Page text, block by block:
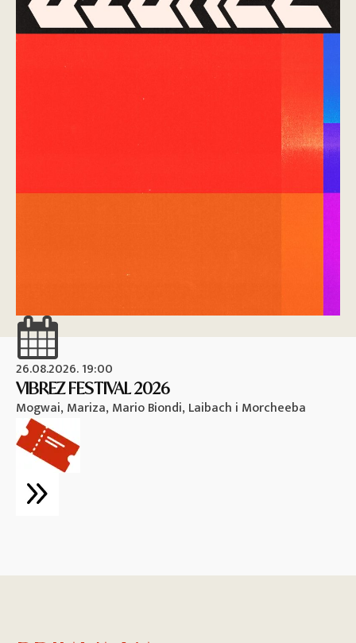
26.08.2026. 19:00
VIBREZ FESTIVAL 2026
Mogwai, Mariza, Mario Biondi, Laibach i Morcheeba